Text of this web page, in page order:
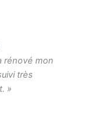
rénové mon
très
»